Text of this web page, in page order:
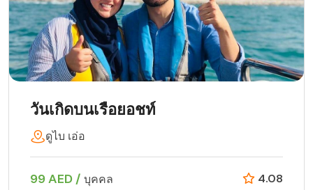
วันเกิดบนเรือยอชท์
ดูไบ เอ่อ
99 AED / บุคคล 4.08